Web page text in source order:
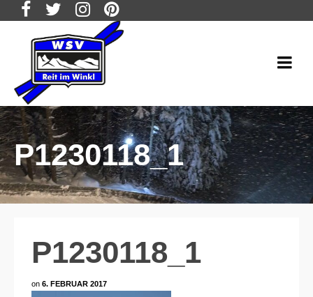
P1230118_1
P1230118_1
on 6. FEBRUAR 2017